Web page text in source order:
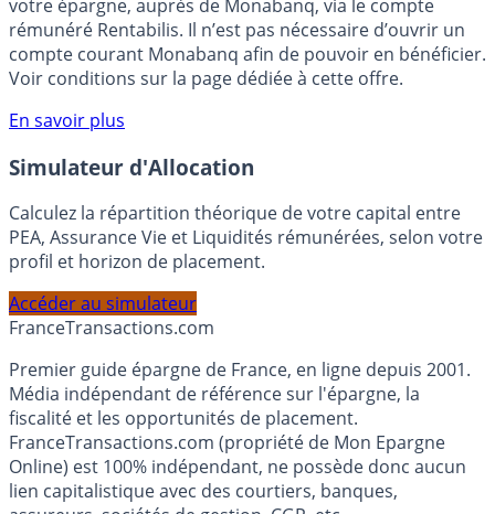
Bénéficiez de cette offre de placement sans risque pour
votre épargne, auprès de Monabanq, via le compte
rémunéré Rentabilis. Il n’est pas nécessaire d’ouvrir un
compte courant Monabanq afin de pouvoir en bénéficier.
Voir conditions sur la page dédiée à cette offre.
En savoir plus
Simulateur d'Allocation
Calculez la répartition théorique de votre capital entre
PEA, Assurance Vie et Liquidités rémunérées, selon votre
profil et horizon de placement.
Accéder au simulateur
FranceTransactions.com
Premier guide épargne de France, en ligne depuis 2001.
Média indépendant de référence sur l'épargne, la
fiscalité et les opportunités de placement.
FranceTransactions.com (propriété de Mon Epargne
Online) est 100% indépendant, ne possède donc aucun